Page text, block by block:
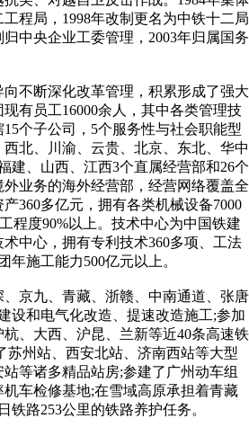
程局，1998年改制更名为中铁十二局
中央企业工委管理，2003年归属国务
断深化改革管理，积累形成了强大
有员工16000余人，其中各类管理技
个子公司，5个服务性与社会职能型
北、川渝、云贵、北京、东北、华中
建、山西、江西3个直属经营部和26个
业务的海外经营部，经营网络覆盖全
360多亿元，拥有各类机械设备7000
程度90%以上。技术中心为中国铁建
中心，拥有专利技术360多项、工法
年施工能力500亿元以上。
九、青藏、浙赣、中南通道、张唐
设和电气化改造、提速改造施工;参加
、大西、沪昆、兰新等近40条高速铁
苏州站、西安北站、济南西站等大型
等诸多精品站房;参建了广州动车组
车检修基地;在雪域高原承担着青藏
铁路253公里的铁路养护任务。